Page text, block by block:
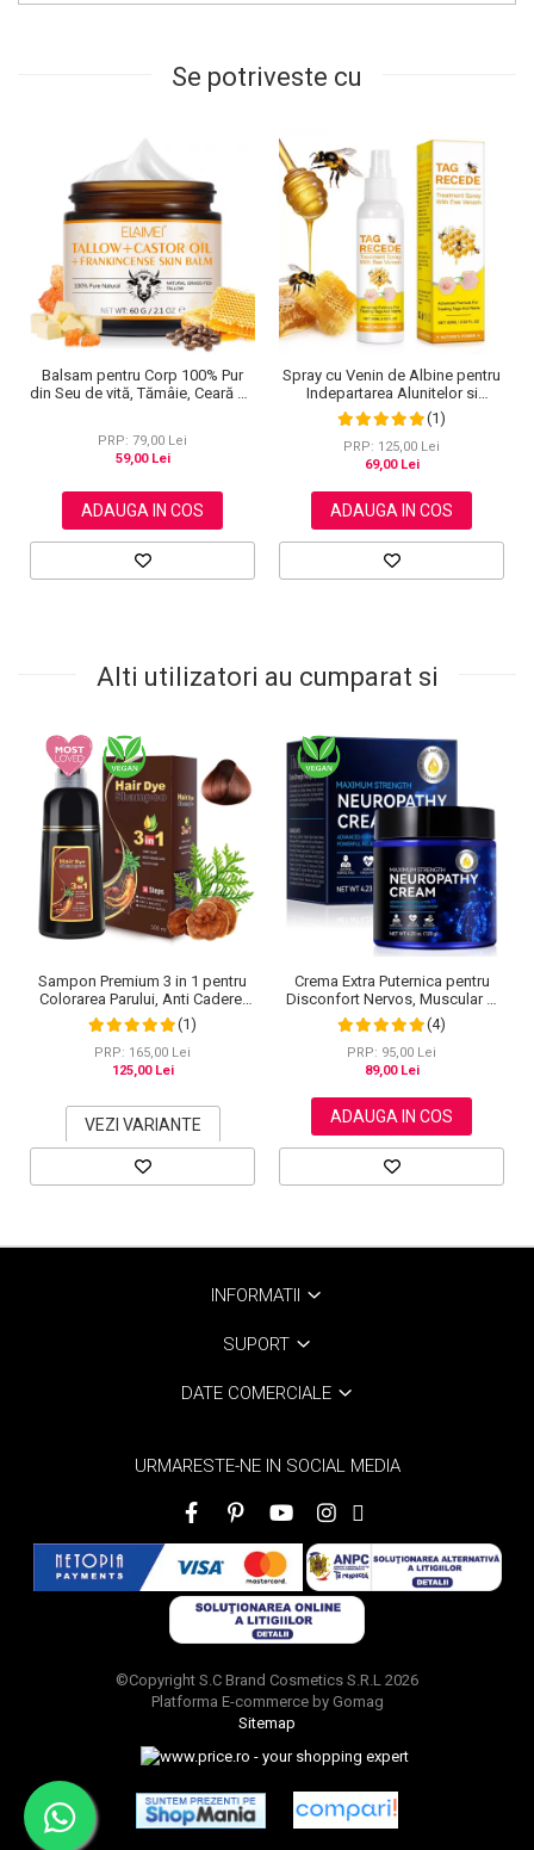
Se potriveste cu
Balsam pentru Corp 100% Pur
din Seu de vită, Tămâie, Ceară de
PRP: 79,00 Lei
59,00 Lei
ADAUGA IN COS
Spray cu Venin de Albine pentru
Indepartarea Alunitelor si
Negilor, NOVA KISS®, 60 ml
(1)
PRP: 125,00 Lei
69,00 Lei
ADAUGA IN COS
Alti utilizatori au cumparat si
Sampon Premium 3 in 1 pentru
Colorarea Parului, Anti Cadere,
Regenerare cu Ghimbir si
Ginseng, 500 ml, #3 Saten inchis
(Dark Brown)
(1)
PRP: 165,00 Lei
125,00 Lei
VEZI VARIANTE
Crema Extra Puternica pentru
Disconfort Nervos, Muscular si
Articular, 120 g
(4)
PRP: 95,00 Lei
89,00 Lei
ADAUGA IN COS
INFORMATII
SUPORT
DATE COMERCIALE
URMARESTE-NE IN SOCIAL MEDIA
©Copyright S.C Brand Cosmetics S.R.L 2026
Platforma E-commerce by Gomag
Sitemap